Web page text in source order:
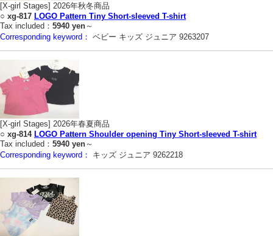
[X-girl Stages] 2026年秋冬商品
○ xg-817 LOGO Pattern Tiny Short-sleeved T-shirt
Tax included： 5940 yen～
Corresponding keyword： ベビー キッズ ジュニア 9263207
[X-girl Stages] 2026年春夏商品
○ xg-814 LOGO Pattern Shoulder opening Tiny Short-sleeved T-shirt
Tax included： 5940 yen～
Corresponding keyword：
キッズ ジュニア 9262218